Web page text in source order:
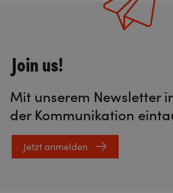
Join us!
Mit unserem Newsletter
der Kommunikation
Jetzt anmelden